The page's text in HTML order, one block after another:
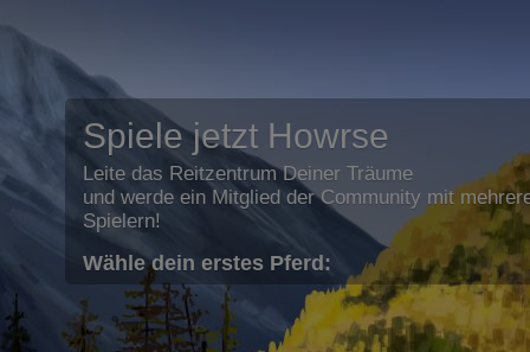
Spiele jetzt Howrse
Leite das Reitzentrum Deiner Träume
und werde ein Mitglied der Community mit
Spielern!
Wähle dein erstes Pferd: